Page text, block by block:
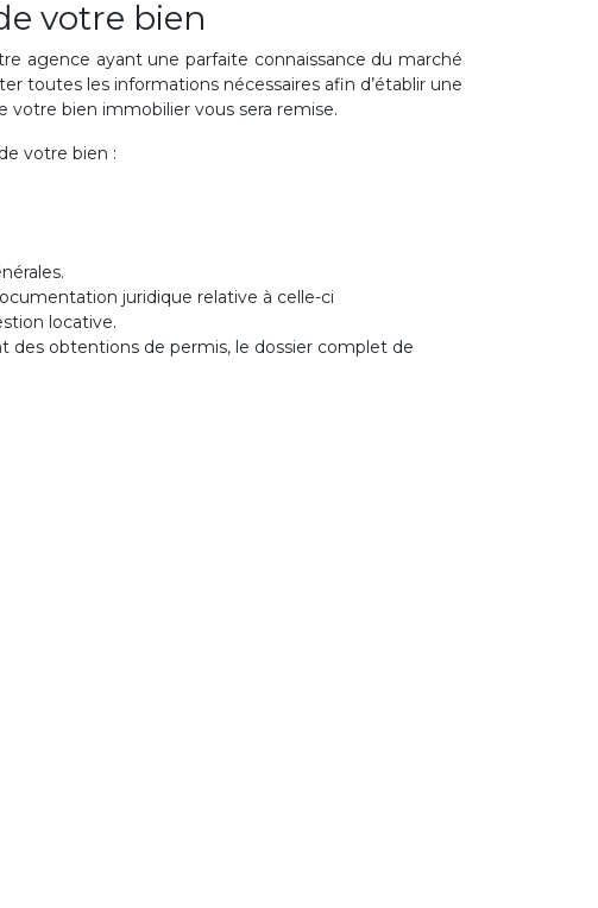
votre bien
agence ayant une parfaite connaissance du marché
toutes les informations nécessaires afin d’établir une
votre bien immobilier vous sera remise.
votre bien :
juridique relative à celle-ci
locative.
des obtentions de permis, le dossier complet de